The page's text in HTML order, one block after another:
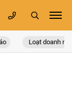
Loạt doanh